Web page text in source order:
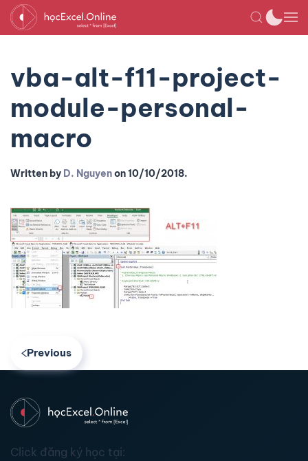
vba-alt-f11-project-
module-personal-
macro
Written by D. Nguyenon10/10/2018.
Previous
Click đăng ký học tại: